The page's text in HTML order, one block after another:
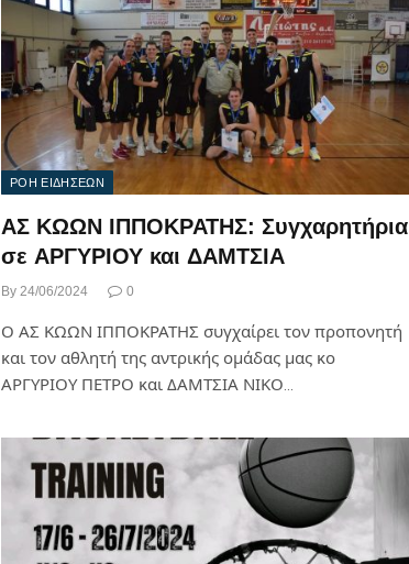
ΡΟΗ ΕΙΔΗΣΕΩΝ
ΑΣ ΚΩΩΝ ΙΠΠΟΚΡΑΤΗΣ: Συγχαρητήρια
σε ΑΡΓΥΡΙΟΥ και ΔΑΜΤΣΙΑ
By 24/06/2024 0
Ο ΑΣ ΚΩΩΝ ΙΠΠΟΚΡΑΤΗΣ συγχαίρει τον προπονητή
και τον αθλητή της αντρικής ομάδας μας κο
ΑΡΓΥΡΙΟΥ ΠΕΤΡΟ και ΔΑΜΤΣΙΑ ΝΙΚΟ…